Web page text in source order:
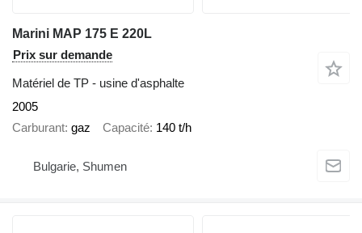
Marini MAP 175 E 220L
Prix sur demande
Matériel de TP - usine d'asphalte
2005
Carburant gaz Capacité 140 t/h
Bulgarie, Shumen